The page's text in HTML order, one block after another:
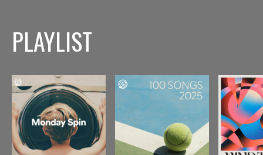
PLAYLIST